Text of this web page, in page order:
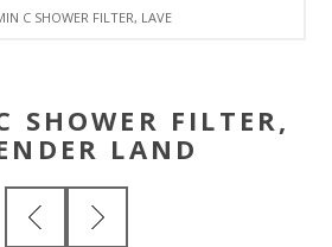
C SHOWER FILTER, LAVENDER LAND
SHOWER FILTER,
LAND